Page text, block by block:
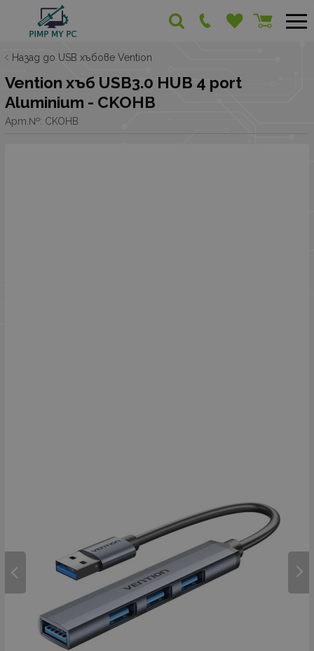
Назад до USB хъбове Vention
Vention хъб USB3.0 HUB 4 port
Aluminium - CKOHB
Арт.№: CKOHB